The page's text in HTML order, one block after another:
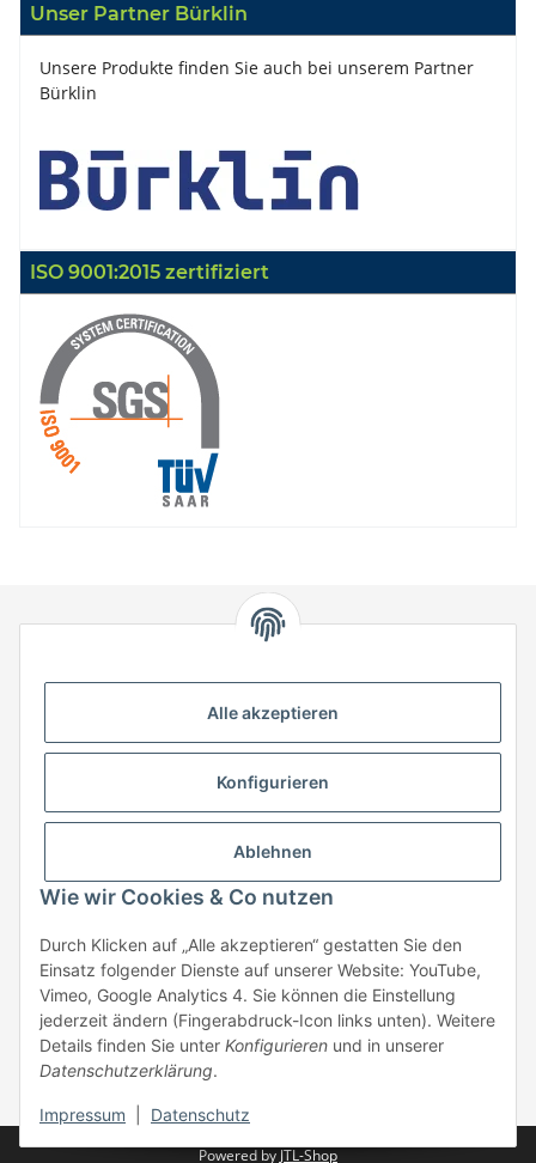
Unser Partner Bürklin
Unsere Produkte finden Sie auch bei unserem Partner
Bürklin
ISO 9001:2015 zertifiziert
74538 Rosengarten-Uttenhofen
Telefon: +49 (0) 7907 943 690
Fax: +49 (0) 7907 942 0222
Mail:info@hstronic-gmbh.de
Beratung:+49 (0) 7907 943690
Anfragen oder Muster anfordern:
info@hstronic-gmbh.de
* Alle Preise zzgl. gesetzlicher USt., zzgl.
Powered by JTL-Shop
Alle akzeptieren
Konfigurieren
Ablehnen
Wie wir Cookies & Co nutzen
Durch Klicken auf „Alle akzeptieren“ gestatten Sie den
Einsatz folgender Dienste auf unserer Website: YouTube,
Vimeo, Google Analytics 4. Sie können die Einstellung
jederzeit ändern (Fingerabdruck-Icon links unten). Weitere
Details finden Sie unter Konfigurieren und in unserer
Datenschutzerklärung.
Impressum Datenschutz